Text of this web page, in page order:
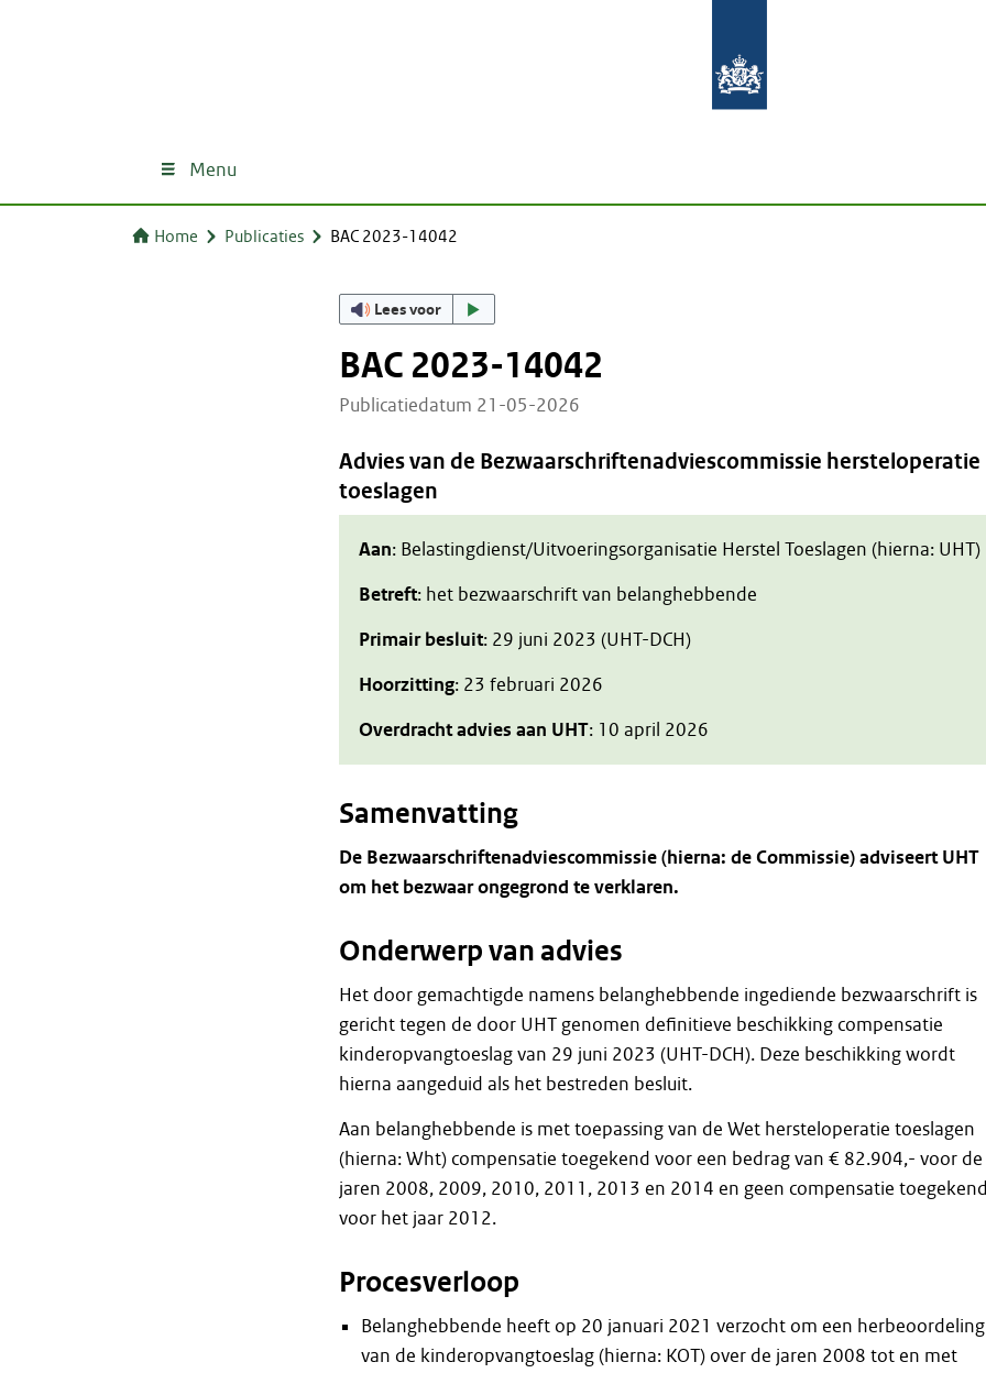
Menu
Home Publicaties BAC 2023-14042
Lees voor
BAC 2023-14042
Publicatiedatum 21-05-2026
Advies van de Bezwaarschriftenadviescommissie hersteloperatie
toeslagen
Aan: Belastingdienst/Uitvoeringsorganisatie Herstel Toeslagen (hierna: UHT)
Betreft: het bezwaarschrift van belanghebbende
Primair besluit: 29 juni 2023 (UHT-DCH)
Hoorzitting: 23 februari 2026
Overdracht advies aan UHT: 10 april 2026
Samenvatting
De Bezwaarschriftenadviescommissie (hierna: de Commissie) adviseert UHT
om het bezwaar ongegrond te verklaren.
Onderwerp van advies
Het door gemachtigde namens belanghebbende ingediende bezwaarschrift is
gericht tegen de door UHT genomen definitieve beschikking compensatie
kinderopvangtoeslag van 29 juni 2023 (UHT-DCH). Deze beschikking wordt
hierna aangeduid als het bestreden besluit.
Aan belanghebbende is met toepassing van de Wet hersteloperatie toeslagen
(hierna: Wht) compensatie toegekend voor een bedrag van € 82.904,- voor de
jaren 2008, 2009, 2010, 2011, 2013 en 2014 en geen compensatie toegekend
voor het jaar 2012.
Procesverloop
Belanghebbende heeft op 20 januari 2021 verzocht om een herbeoordeling
van de kinderopvangtoeslag (hierna: KOT) over de jaren 2008 tot en met